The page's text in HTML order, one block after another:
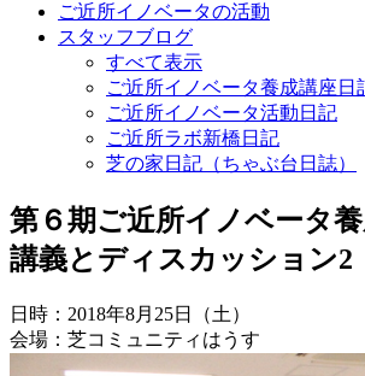
ご近所イノベータの活動
スタッフブログ
すべて表示
ご近所イノベータ養成講座日
ご近所イノベータ活動日記
ご近所ラボ新橋日記
芝の家日記（ちゃぶ台日誌）
第６期ご近所イノベータ養
講義とディスカッション2
日時：2018年8月25日（土）
会場：芝コミュニティはうす